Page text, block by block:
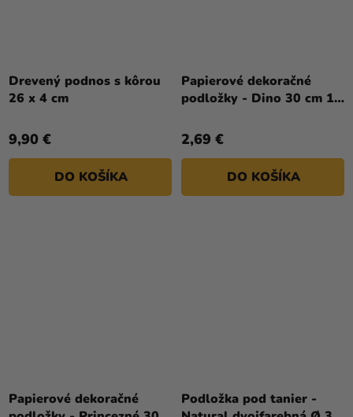
Drevený podnos s kôrou
26 x 4 cm
9,90 €
DO KOŠÍKA
Papierové dekoračné
podložky - Dino 30 cm 10
2,69 €
DO KOŠÍKA
Papierové dekoračné
Podložka pod tanier -